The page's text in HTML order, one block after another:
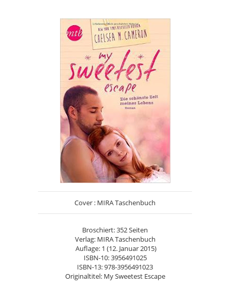
Cover : MIRA Taschenbuch
Broschiert: 352 Seiten
Verlag: MIRA Taschenbuch
Auflage: 1 (12. Januar 2015)
ISBN-10: 3956491025
ISBN-13: 978-3956491023
Originaltitel: My Sweetest Escape